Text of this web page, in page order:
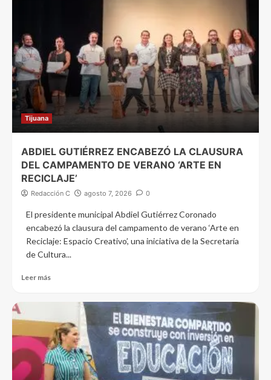
Tijuana
ABDIEL GUTIÉRREZ ENCABEZÓ LA CLAUSURA
DEL CAMPAMENTO DE VERANO ‘ARTE EN
RECICLAJE’
Redacción C agosto 7, 2026 0
El presidente municipal Abdiel Gutiérrez Coronado
encabezó la clausura del campamento de verano ‘Arte en
Reciclaje: Espacio Creativo’, una iniciativa de la Secretaría
de Cultura...
Leer más